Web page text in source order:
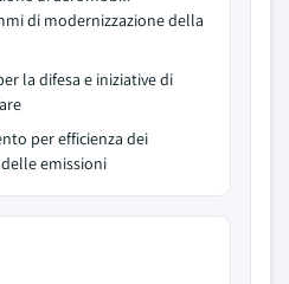
di modernizzazione della
la difesa e iniziative di
per efficienza dei
emissioni